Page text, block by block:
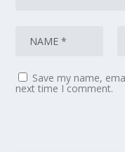
Save my name,
next time I comment.